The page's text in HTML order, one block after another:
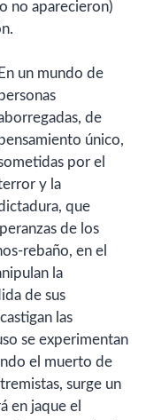
no aparecieron)
En un mundo de
de
único,
por el
y la
que
de los
rebaño, en el
la
de sus
las
se experimentan
el muerto de
surge un
en jaque el